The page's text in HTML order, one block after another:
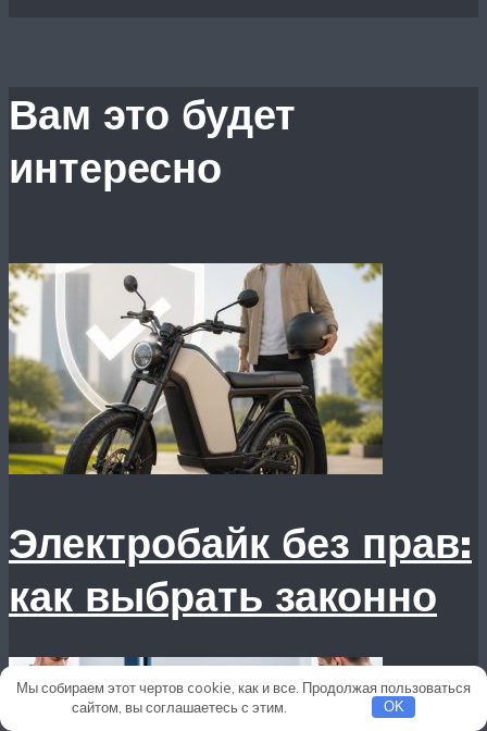
Вам это будет
интересно
Электробайк без прав:
как выбрать законно
Мы собираем этот чертов cookie, как и все. Продолжая пользоваться
сайтом, вы соглашаетесь с этим.
OK